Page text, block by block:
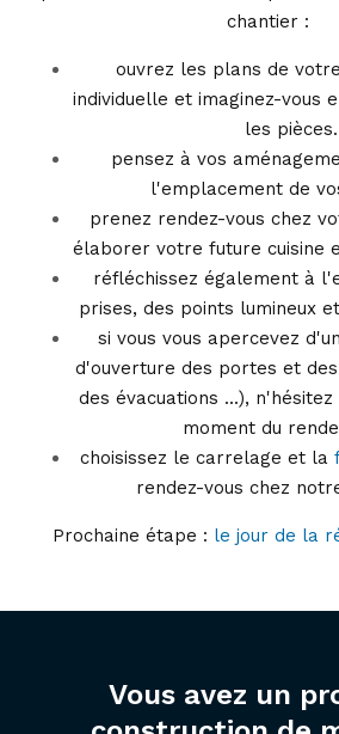
chantier :
ouvrez les plans de
individuelle et imaginez-vous
les pièces.
pensez à vos
l'emplacement de
prenez rendez-vous chez
élaborer votre future cuisine
réfléchissez également à
prises, des points lumineux
si vous vous apercevez
d'ouverture des portes et
des évacuations ...),
moment du
choisissez le carrelage et la
rendez-vous chez
Prochaine étape : le jour de la
Vous avez un